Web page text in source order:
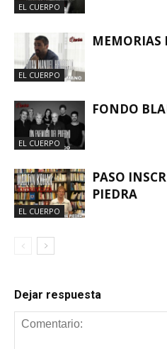
EL CUERPO
EL CUERPO
MEMORIAS
EL CUERPO
FONDO
EL CUERPO
PASO
PIEDRA
Dejar respuesta